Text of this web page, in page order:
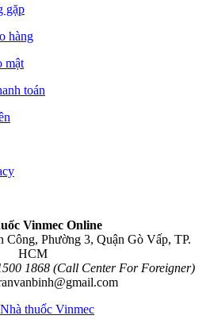
gặp
hàng
mật
toán
Vinmec Online
Phường 3, Quận Gò Vấp, TP.
HCM
1868 (Call Center For Foreigner)
Nhà thuốc Vinmec